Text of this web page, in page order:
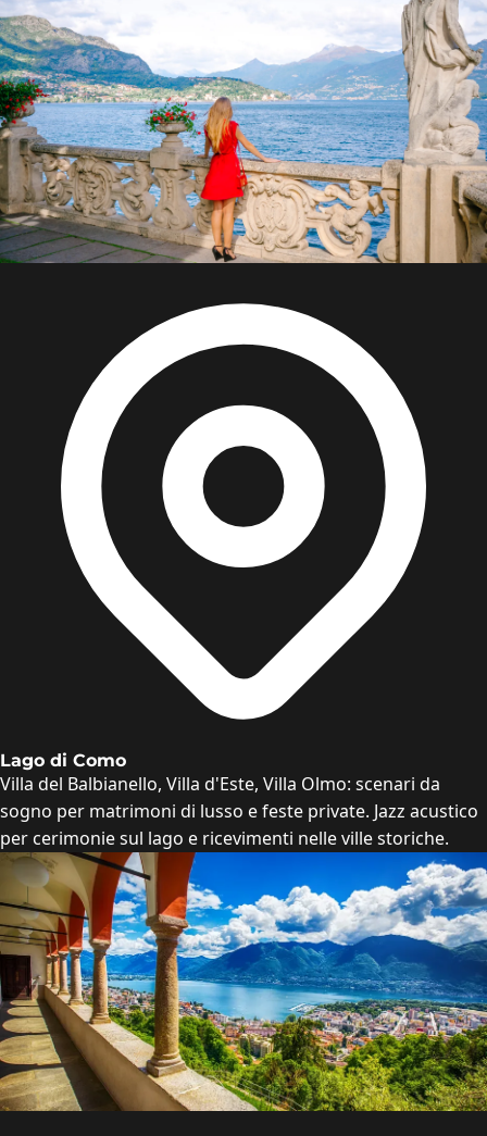
Lago di Como
Villa del Balbianello, Villa d'Este, Villa Olmo: scenari da
sogno per matrimoni di lusso e feste private. Jazz acustico
per cerimonie sul lago e ricevimenti nelle ville storiche.